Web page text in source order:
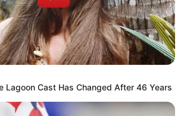
yang dilakukan menggunakan munisi
dengan jarak tembak—
August 23, 2023
Lagoon Cast Has Changed After 46 Years